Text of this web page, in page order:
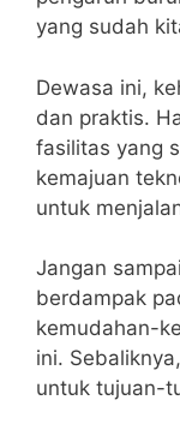
yang sudah
Dewasa ini,
dan praktis.
fasilitas yang
kemajuan
untuk
Jangan
berdampak
kemudahan-
ini.
untuk tujuan-